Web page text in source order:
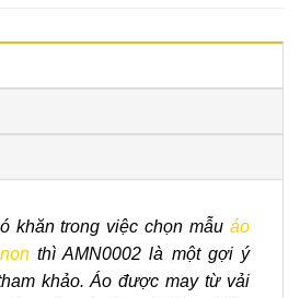
khăn trong việc chọn mẫu áo
thì AMN0002 là một gợi ý
khảo. Áo được may từ vải